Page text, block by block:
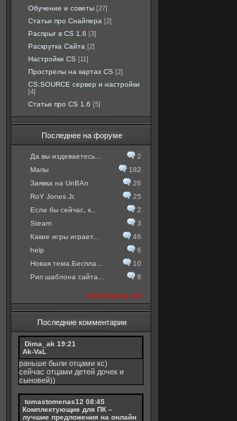
Обучение и советы [27]
Статьи про Снайпера [2]
Распрыг в CS 1.6 [3]
Раскрутка Сайта [2]
Настройки CS [11]
Прострелы на картах CS [2]
CS:SOURCE сервер и настройки
[4]
Статьи про CS 1.6 [5]
Последнее на форуме
Да вы издеваетесь...
2
Мапы
182
Заявка на UnBAn
26
RoY Jones Jr.
25
Если бы сейчас, к...
2
Steam
3
Какие игры играет...
46
help
6
Новая тема.Беспла...
10
Рип шаблона сайта...
8
посмотреть все
Последние комментарии
Dima_ak 19:21
Ak-VaL
раньше были отцами кс)
сейчас отцами детей дочек и
сыновей))
tomastomenas12 08:45
Комплектующие для ПК –
лучшие предложения на онлайн